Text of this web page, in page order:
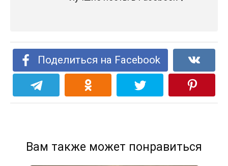
Поделиться на Facebook
Вам также может понравиться